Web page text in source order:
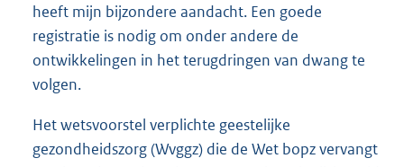
heeft mijn bijzondere aandacht. Een goede
registratie is nodig om onder andere de
ontwikkelingen in het terugdringen van dwang te
volgen.
Het wetsvoorstel verplichte geestelijke
gezondheidszorg (Wvggz) die de Wet bopz vervangt